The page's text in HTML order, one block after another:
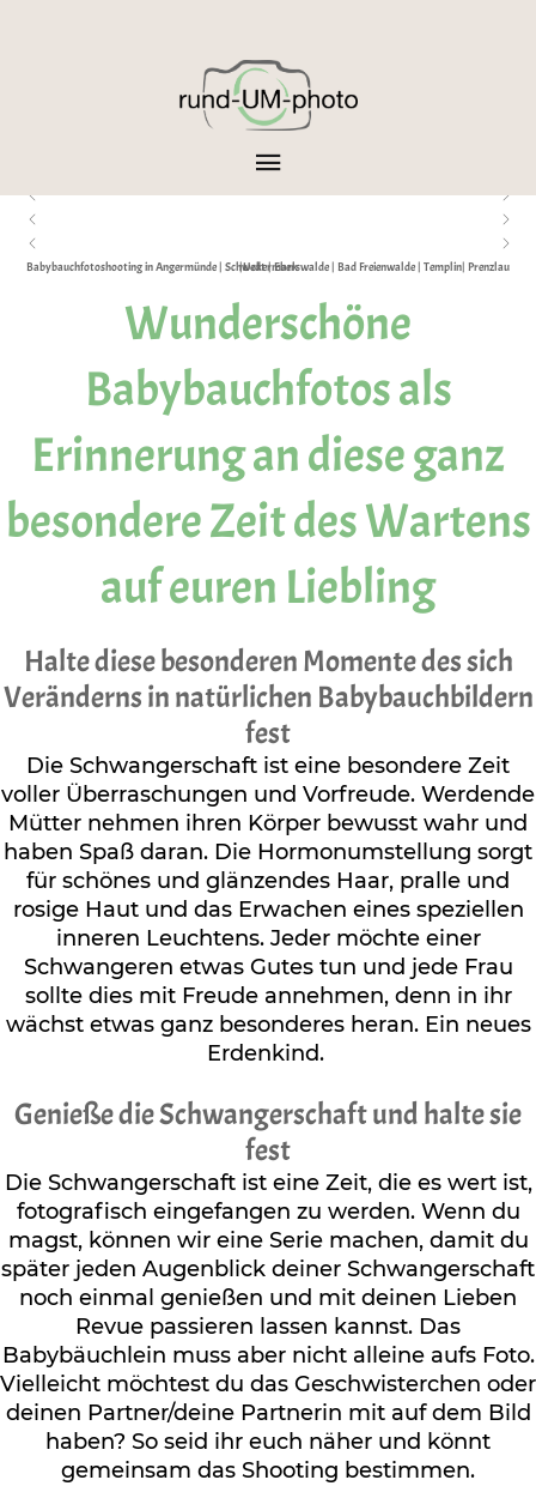
Babybauchfotoshooting in Angermünde | Schwedt | Eberswalde | Bad Freienwalde | Templin| Prenzlau |Uckermark
Wunderschöne
Babybauchfotos als
Erinnerung an diese ganz
besondere Zeit des Wartens
auf euren Liebling
Halte diese besonderen Momente des sich
Veränderns in natürlichen Babybauchbildern
fest
Die Schwangerschaft ist eine besondere Zeit
voller Überraschungen und Vorfreude. Werdende
Mütter nehmen ihren Körper bewusst wahr und
haben Spaß daran. Die Hormonumstellung sorgt
für schönes und glänzendes Haar, pralle und
rosige Haut und das Erwachen eines speziellen
inneren Leuchtens. Jeder möchte einer
Schwangeren etwas Gutes tun und jede Frau
sollte dies mit Freude annehmen, denn in ihr
wächst etwas ganz besonderes heran. Ein neues
Erdenkind.
Genieße die Schwangerschaft und halte sie
fest
Die Schwangerschaft ist eine Zeit, die es wert ist,
fotografisch eingefangen zu werden. Wenn du
magst, können wir eine Serie machen, damit du
später jeden Augenblick deiner Schwangerschaft
noch einmal genießen und mit deinen Lieben
Revue passieren lassen kannst. Das
Babybäuchlein muss aber nicht alleine aufs Foto.
Vielleicht möchtest du das Geschwisterchen oder
deinen Partner/deine Partnerin mit auf dem Bild
haben? So seid ihr euch näher und könnt
gemeinsam das Shooting bestimmen.